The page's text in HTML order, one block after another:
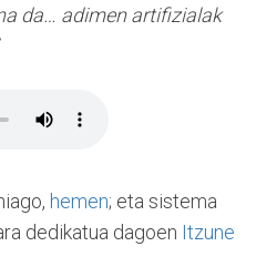
da… adimen artifizialak
hemen; eta sistema
dedikatua dagoen Itzune